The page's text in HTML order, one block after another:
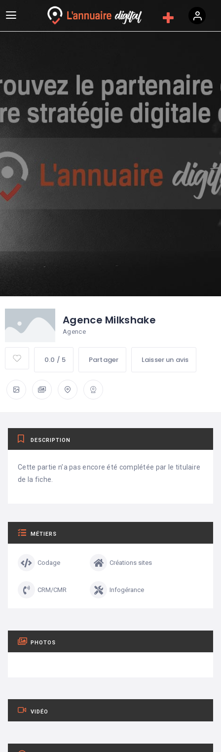
Agence Milkshake
Agence
0.0 / 5 Partager Laisser un avis
DESCRIPTION
Cette partie n’a pas encore été complétée par le titulaire
de la fiche.
MÉTIERS
Codage Créations sites
CRM/CMR Infogérance
PHOTOS
VIDÉO